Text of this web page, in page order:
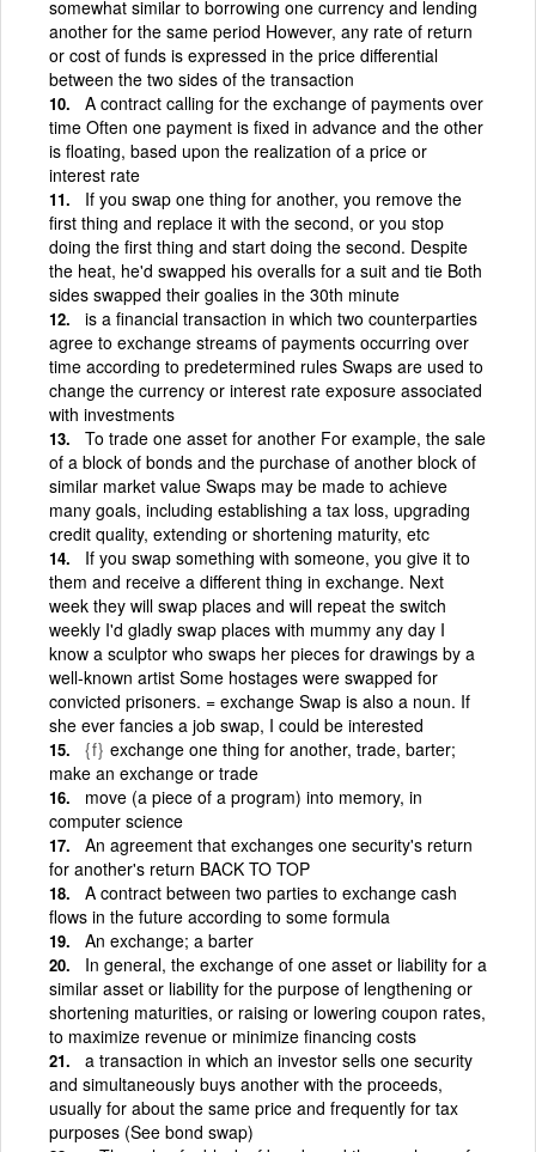
somewhat similar to borrowing one currency and lending
another for the same period However, any rate of return
or cost of funds is expressed in the price differential
between the two sides of the transaction
A contract calling for the exchange of payments over
time Often one payment is fixed in advance and the other
is floating, based upon the realization of a price or
interest rate
If you swap one thing for another, you remove the
first thing and replace it with the second, or you stop
doing the first thing and start doing the second. Despite
the heat, he'd swapped his overalls for a suit and tie Both
sides swapped their goalies in the 30th minute
is a financial transaction in which two counterparties
agree to exchange streams of payments occurring over
time according to predetermined rules Swaps are used to
change the currency or interest rate exposure associated
with investments
To trade one asset for another For example, the sale
of a block of bonds and the purchase of another block of
similar market value Swaps may be made to achieve
many goals, including establishing a tax loss, upgrading
credit quality, extending or shortening maturity, etc
If you swap something with someone, you give it to
them and receive a different thing in exchange. Next
week they will swap places and will repeat the switch
weekly I'd gladly swap places with mummy any day I
know a sculptor who swaps her pieces for drawings by a
well-known artist Some hostages were swapped for
convicted prisoners. = exchange Swap is also a noun. If
she ever fancies a job swap, I could be interested
{f} exchange one thing for another, trade, barter;
make an exchange or trade
move (a piece of a program) into memory, in
computer science
An agreement that exchanges one security's return
for another's return BACK TO TOP
A contract between two parties to exchange cash
flows in the future according to some formula
An exchange; a barter
In general, the exchange of one asset or liability for a
similar asset or liability for the purpose of lengthening or
shortening maturities, or raising or lowering coupon rates,
to maximize revenue or minimize financing costs
a transaction in which an investor sells one security
and simultaneously buys another with the proceeds,
usually for about the same price and frequently for tax
purposes (See bond swap)